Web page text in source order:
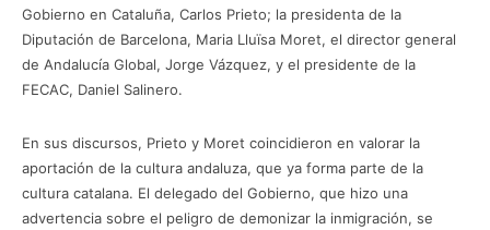
Gobierno en Cataluña, Carlos Prieto; la presidenta de la
Diputación de Barcelona, Maria Lluïsa Moret, el director general
de Andalucía Global, Jorge Vázquez, y el presidente de la
FECAC, Daniel Salinero.
En sus discursos, Prieto y Moret coincidieron en valorar la
aportación de la cultura andaluza, que ya forma parte de la
cultura catalana. El delegado del Gobierno, que hizo una
advertencia sobre el peligro de demonizar la inmigración, se